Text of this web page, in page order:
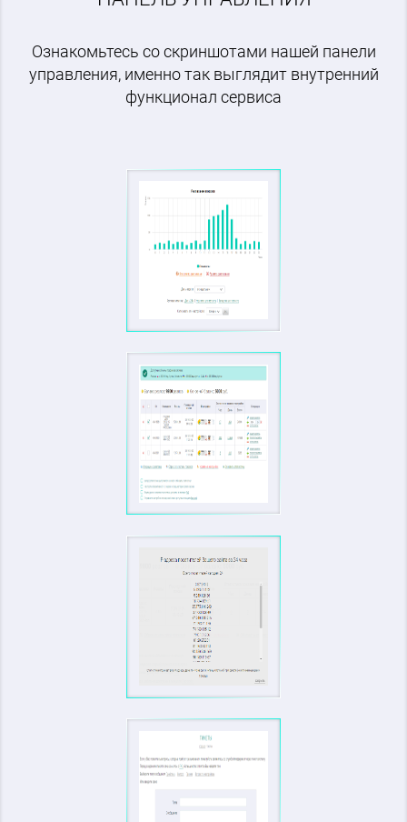
Ознакомьтесь со скриншотами нашей панели
управления, именно так выглядит внутренний
функционал сервиса